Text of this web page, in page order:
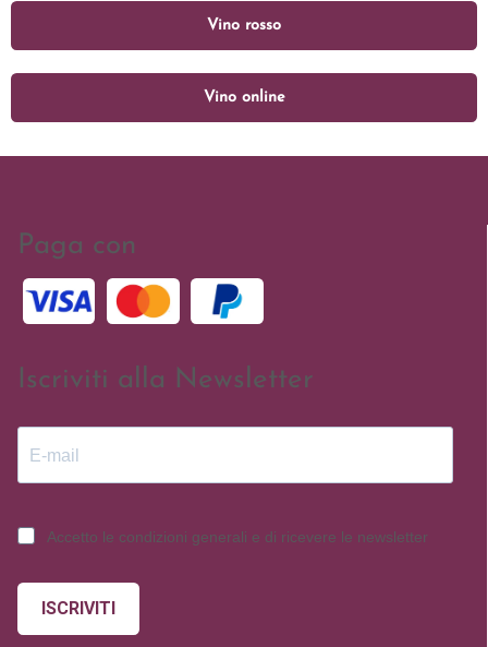
Vino rosso
Vino online
Paga con
Iscriviti alla Newsletter
Accetto le condizioni generali e di ricevere le newsletter
ISCRIVITI